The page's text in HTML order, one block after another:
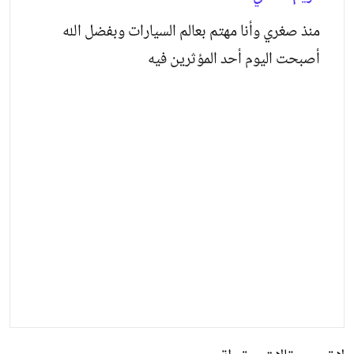
منذ صغري وأنا مهتم بعالم السيارات وبفضل الله
أصبحت اليوم أحد المؤثرين فيه